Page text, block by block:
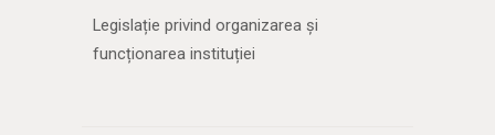
Legislație privind organizarea și
funcționarea instituției